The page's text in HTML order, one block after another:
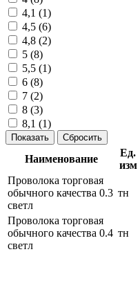
4,1 (1)
4,5 (6)
4,8 (2)
5 (8)
5,5 (1)
6 (8)
7 (2)
8 (3)
8,1 (1)
Наименование
Ед.
изм
Проволока торговая
обычного качества 0.3
светл
тн
Проволока торговая
обычного качества 0.4
светл
тн